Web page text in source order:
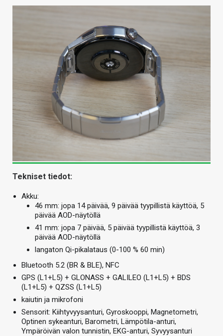
Tekniset tiedot:
Akku:
46 mm: jopa 14 päivää, 9 päivää tyypillistä käyttöä, 5
päivää AOD-näytöllä
41 mm: jopa 7 päivää, 5 päivää tyypillistä käyttöä, 3
päivää AOD-näytöllä
langaton Qi-pikalataus (0-100 % 60 min)
Bluetooth 5.2 (BR & BLE), NFC
GPS (L1+L5) + GLONASS + GALILEO (L1+L5) + BDS
(L1+L5) + QZSS (L1+L5)
kaiutin ja mikrofoni
Sensorit: Kiihtyvyysanturi, Gyroskooppi, Magnetometri,
Optinen sykeanturi, Barometri, Lämpötila-anturi,
Ympäröivän valon tunnistin, EKG-anturi, Syvyysanturi